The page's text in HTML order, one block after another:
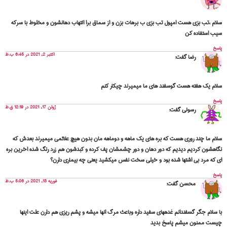
سلام ،تب بزی هست امپول تب بزی ب برهات بزن و از سماق برا التهاب دهانشون و مخلوط با سرکه
سیب استفاده کن
پاسخ
رضاگفت: اکتبر 2, 2021 در 6:45 ب.ظ
سلام یک هفته هست گوسفند های ما میمیرند چیکار کنم
پاسخ
رسولیگفت: ژوئن 17, 2021 در 12:19 ق.ظ
سلام ما چند روری هست که بره های یک ماهه و دوماهه مان بدون هیچ علائمی میمیرند بعدش که
نگاهشون کردیم دیدیم که دور دهان و دور چشمشان پف کرده و کبدشون هم زرد رنگ شده اخرین بره
ای که مرد بی اشتها شده بود و خیلی سخت نفس میکشید یعنی چه بیماری دارن؟
پاسخ
محسنگفت: فوریه 13, 2021 در 5:06 ب.ظ
با سلام جگر گسفندانم غدههای سفید داره وباعث مرگ انها میشه و پشم ریزی هم دارن علت اینها
چیست ممنون میشم پاسخ بدید